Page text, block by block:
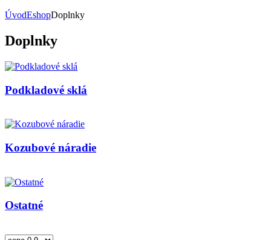
ÚvodEshopDoplnky
Doplnky
Podkladové sklá
Kozubové náradie
Ostatné